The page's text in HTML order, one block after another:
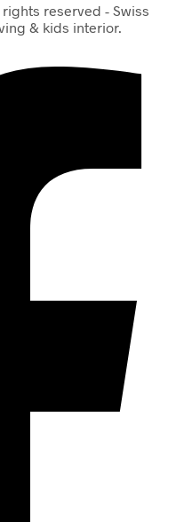
reserved - Swiss
& kids interior.